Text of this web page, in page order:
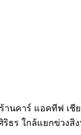
านคาร์ แอคทีฟ เชี
ริธร ใกล้แยกข่วงสิ